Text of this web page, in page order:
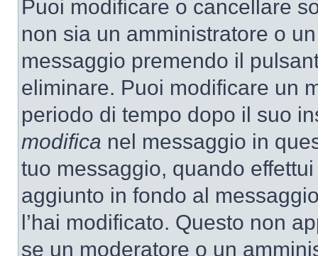
Puoi modificare o cancellare
non sia un amministratore o
messaggio premendo il
eliminare. Puoi modificare un
periodo di tempo dopo il suo
modifica nel messaggio in
tuo messaggio, quando
aggiunto in fondo al
l’hai modificato. Questo non
se un moderatore o un